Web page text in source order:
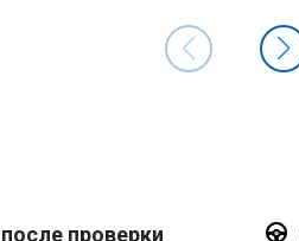
проверки